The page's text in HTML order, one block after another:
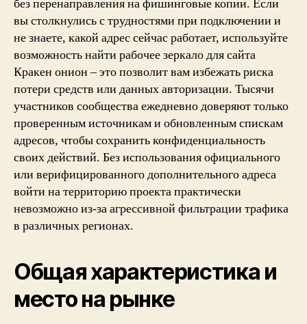
без перенаправления на фишинговые копии. Если
вы столкнулись с трудностями при подключении и
не знаете, какой адрес сейчас работает, используйте
возможность найти рабочее зеркало для сайта
Кракен онион – это позволит вам избежать риска
потери средств или данных авторизации. Тысячи
участников сообщества ежедневно доверяют только
проверенным источникам и обновленным спискам
адресов, чтобы сохранить конфиденциальность
своих действий. Без использования официального
или верифицированного дополнительного адреса
войти на территорию проекта практически
невозможно из-за агрессивной фильтрации трафика
в различных регионах.
Общая характеристика и
место на рынке